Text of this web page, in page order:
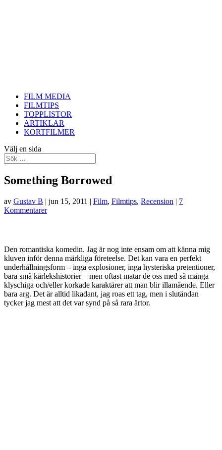
FILM MEDIA
FILMTIPS
TOPPLISTOR
ARTIKLAR
KORTFILMER
Välj en sida
Something Borrowed
av Gustav B | jun 15, 2011 | Film, Filmtips, Recension | 7
Kommentarer
Den romantiska komedin. Jag är nog inte ensam om att känna mig
kluven inför denna märkliga företeelse. Det kan vara en perfekt
underhållningsform – inga explosioner, inga hysteriska pretentioner,
bara små kärlekshistorier – men oftast matar de oss med så många
klyschiga och/eller korkade karaktärer att man blir illamående. Eller
bara arg. Det är alltid likadant, jag roas ett tag, men i slutändan
tycker jag mest att det var synd på så rara ärtor.